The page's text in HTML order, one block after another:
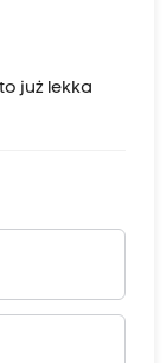
już lekka